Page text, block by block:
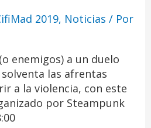
2019, Noticias / Por
enemigos) a un duelo
las afrentas
a la violencia, con este
por Steampunk